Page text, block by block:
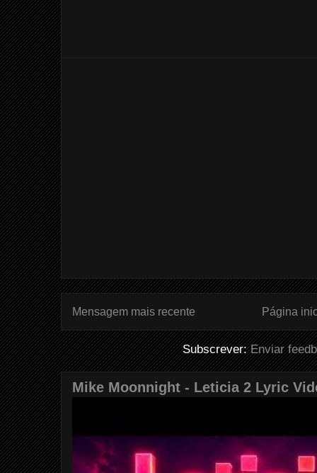
Mensagem mais recente Página
Subscrever:Enviar
Mike Moonnight - Leticia 2 Lyric